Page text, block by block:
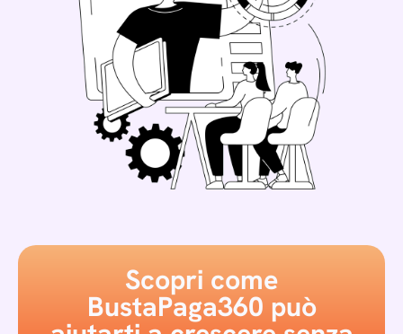
Scopri come
BustaPaga360 può